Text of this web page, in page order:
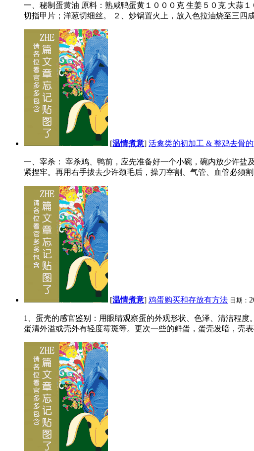
一、秘制蛋黄油 原料：熟咸鸭蛋黄１０００克 生姜５０克 大蒜
切指甲片；洋葱切细丝。 ２、炒锅置火上，放入色拉油烧至三四
[温情煮意] 活禽类的初加工 & 整鸡去骨
一、宰杀： 宰杀鸡、鸭前，应先准备好一个小碗，碗内放少许
紧捏牢。再用右手拔去少许颈毛后，操刀宰割、气管、血管必须
[温情煮意] 鸡蛋购买和存放有方法 日期：
1、蛋壳的感官鉴别：用眼睛观察蛋的外观形状、色泽、清洁程
蛋清外溢或壳外有轻度霉斑等。更次一些的鲜蛋，蛋壳发暗，壳